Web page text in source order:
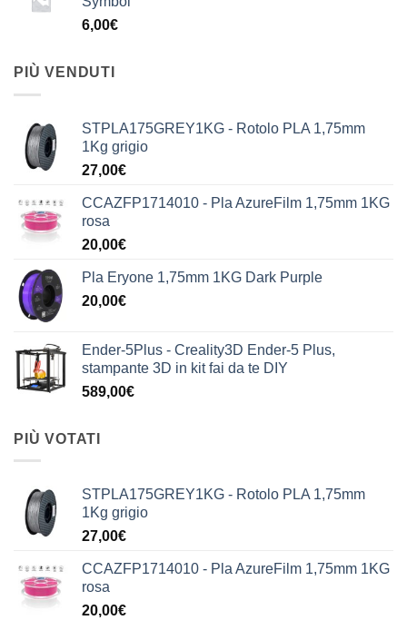
6,00€
PIÙ VENDUTI
STPLA175GREY1KG - Rotolo PLA 1,75mm
1Kg grigio
27,00€
CCAZFP1714010 - Pla AzureFilm 1,75mm 1KG
rosa
20,00€
Pla Eryone 1,75mm 1KG Dark Purple
20,00€
Ender-5Plus - Creality3D Ender-5 Plus,
stampante 3D in kit fai da te DIY
589,00€
PIÙ VOTATI
STPLA175GREY1KG - Rotolo PLA 1,75mm
1Kg grigio
27,00€
CCAZFP1714010 - Pla AzureFilm 1,75mm 1KG
rosa
20,00€